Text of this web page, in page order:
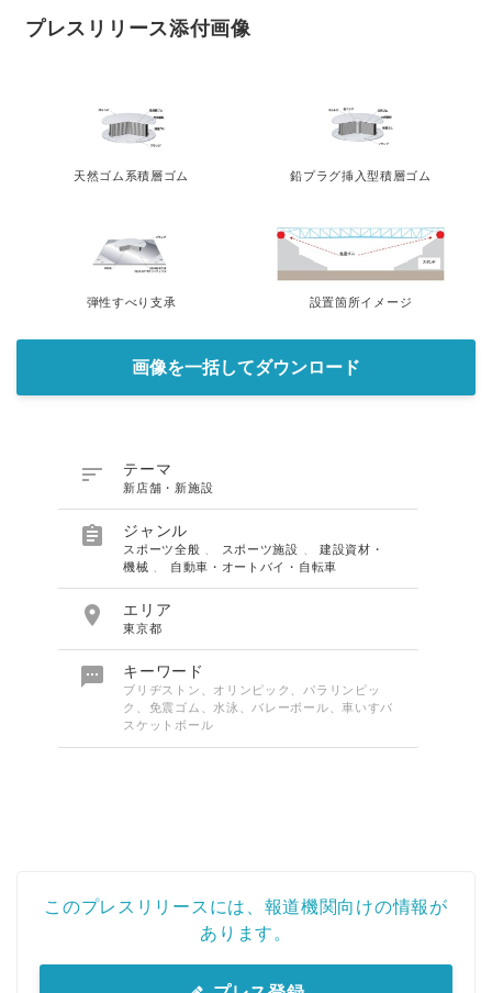
プレスリリース添付画像
天然ゴム系積層ゴム 鉛プラグ挿入型積層ゴム
弾性すべり支承 設置箇所イメージ
画像を一括してダウンロード
 テーマ
新店舗・新施設
 ジャンル
スポーツ全般 、 スポーツ施設 、 建設資材・
機械 、 自動車・オートバイ・自転車
 エリア
東京都
 キーワード
ブリヂストン、オリンピック、パラリンピッ
ク、免震ゴム、水泳、バレーボール、車いすバ
スケットボール
このプレスリリースには、報道機関向けの情報が
あります。